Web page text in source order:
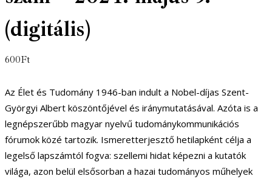
(digitális)
600Ft
Az Élet és Tudomány 1946-ban indult a Nobel-díjas Szent-
Györgyi Albert köszöntőjével és iránymutatásával. Azóta is a
legnépszerűbb magyar nyelvű tudománykommunikációs
fórumok közé tartozik. Ismeretterjesztő hetilapként célja a
legelső lapszámtól fogva: szellemi hidat képezni a kutatók
világa, azon belül elsősorban a hazai tudományos műhelyek